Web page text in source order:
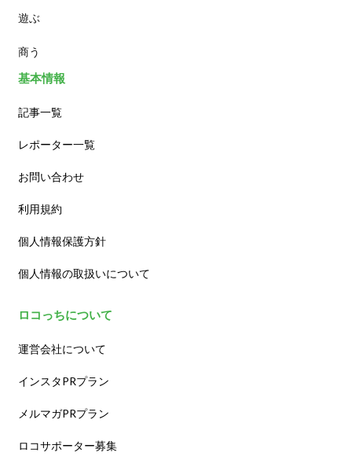
カフェ
遊ぶ
商う
基本情報
記事一覧
レポーター一覧
お問い合わせ
利用規約
個人情報保護方針
個人情報の取扱いについて
ロコっちについて
運営会社について
インスタPRプラン
メルマガPRプラン
ロコサポーター募集